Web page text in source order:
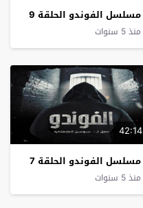
مسلسل الفوندو الحلقة 9
منذ 5 سنوات
42:14
مسلسل الفوندو الحلقة 7
منذ 5 سنوات